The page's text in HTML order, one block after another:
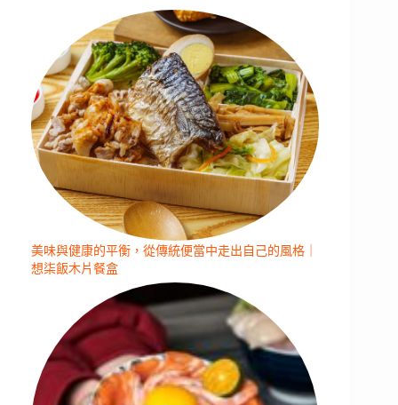
美味與健康的平衡，從傳統便當中走出自己的風格｜
想柒飯木片餐盒